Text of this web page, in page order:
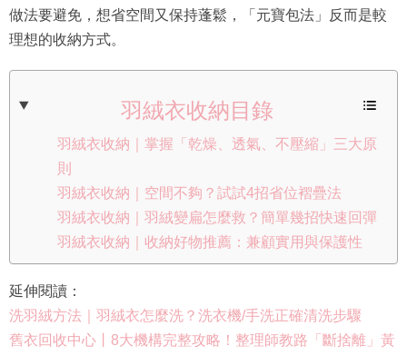
做法要避免，想省空間又保持蓬鬆，「元寶包法」反而是較
理想的收納方式。
羽絨衣收納目錄
羽絨衣收納｜掌握「乾燥、透氣、不壓縮」三大原
則
羽絨衣收納｜空間不夠？試試4招省位褶疊法
羽絨衣收納｜羽絨變扁怎麼救？簡單幾招快速回彈
羽絨衣收納｜收納好物推薦：兼顧實用與保護性
延伸閱讀：
洗羽絨方法｜羽絨衣怎麼洗？洗衣機/手洗正確清洗步驟
舊衣回收中心丨8大機構完整攻略！整理師教路「斷捨離」黃